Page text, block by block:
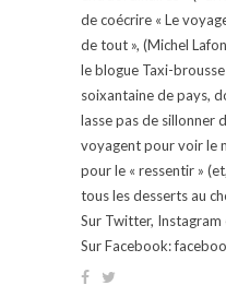
de coécrire « Le
de tout », (Michel
le blogue Taxi-
soixantaine de pays,
lasse pas de sillonner
voyagent pour voir le
pour le « ressentir »
tous les desserts au
Sur Twitter,
Sur Facebook: